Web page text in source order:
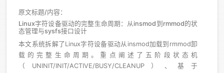
原文标题/内容：
Linux字符设备驱动的完整生命周期：从insmod到rmmod的状
态管理与sysfs接口设计
本文系统拆解了Linux字符设备驱动从insmod加载到rmmod卸
载的完整生命周期。重点阐述了五阶段状态机
（UNINIT/INIT/ACTIVE/BUSY/CLEANUP）、基于